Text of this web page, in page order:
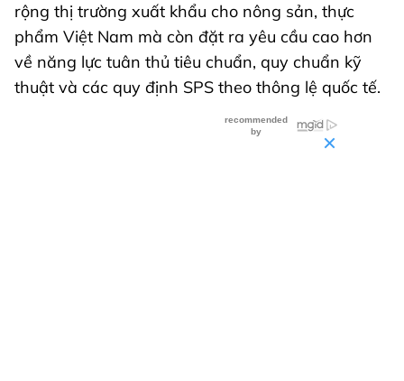
rộng thị trường xuất khẩu cho nông sản, thực
phẩm Việt Nam mà còn đặt ra yêu cầu cao hơn
về năng lực tuân thủ tiêu chuẩn, quy chuẩn kỹ
thuật và các quy định SPS theo thông lệ quốc tế.